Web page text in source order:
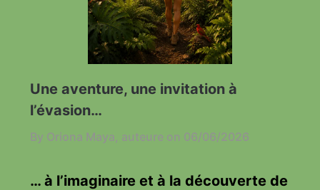
Une aventure, une invitation à
l’évasion…
By Oriona Maya, auteure on 06/06/2026
… à l’imaginaire et à la découverte de